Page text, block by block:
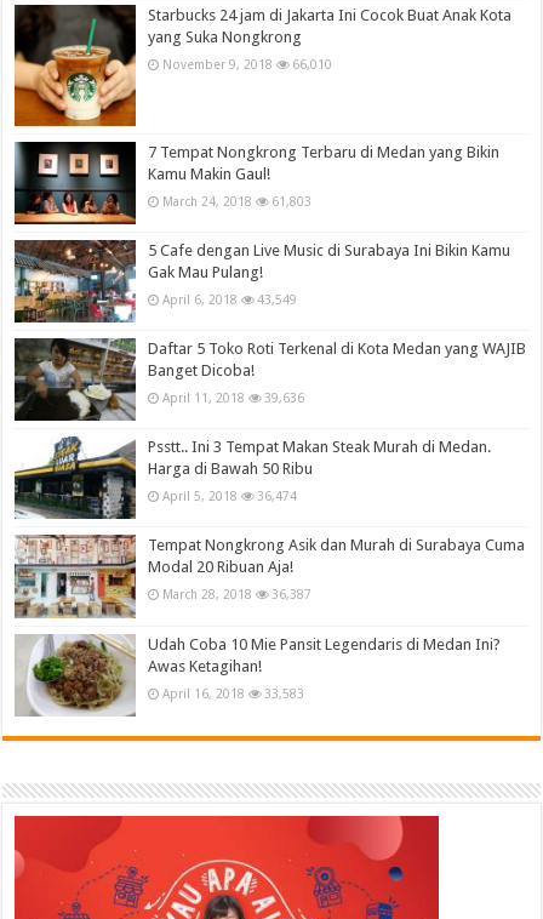
Starbucks 24 jam di Jakarta Ini Cocok Buat Anak Kota
yang Suka Nongkrong
November 9, 2018 66,010
7 Tempat Nongkrong Terbaru di Medan yang Bikin
Kamu Makin Gaul!
March 24, 2018 61,803
5 Cafe dengan Live Music di Surabaya Ini Bikin Kamu
Gak Mau Pulang!
April 6, 2018 43,549
Daftar 5 Toko Roti Terkenal di Kota Medan yang WAJIB
Banget Dicoba!
April 11, 2018 39,636
Psstt.. Ini 3 Tempat Makan Steak Murah di Medan.
Harga di Bawah 50 Ribu
April 5, 2018 36,474
Tempat Nongkrong Asik dan Murah di Surabaya Cuma
Modal 20 Ribuan Aja!
March 28, 2018 36,387
Udah Coba 10 Mie Pansit Legendaris di Medan Ini?
Awas Ketagihan!
April 16, 2018 33,583